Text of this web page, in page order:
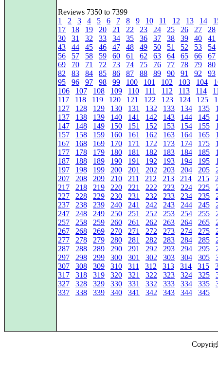
Reviews 7350 to 7399
1
2 3 4 5 6 7 8 9 10 11 12 13 14
17
18 19 20 21 22 23 24 25 26 27
28
30
31 32 33 34 35 36 37 38 39 40
41
43
44 45 46 47 48 49 50 51 52 53
54
56
57 58 59 60 61 62 63 64 65 66
67
69
70 71 72 73 74 75 76 77 78 79
80
82
83 84 85 86 87 88 89 90 91 92
93
95
96 97 98 99 100 101 102 103 104
106
107 108 109 110 111 112 113 114
117
118 119 120 121 122 123 124 125
127
128 129 130 131 132 133 134 135
137
138 139 140 141 142 143 144 145
147
148 149 150 151 152 153 154 155
157
158 159 160 161 162 163 164 165
167
168 169 170 171 172 173 174 175
177
178 179 180 181 182 183 184 185
187
188 189 190 191 192 193 194 195
197
198 199 200 201 202 203 204 205
207
208 209 210 211 212 213 214 215
217
218 219 220 221 222 223 224 225
227
228 229 230 231 232 233 234 235
237
238 239 240 241 242 243 244 245
247
248 249 250 251 252 253 254 255
257
258 259 260 261 262 263 264 265
267
268 269 270 271 272 273 274 275
277
278 279 280 281 282 283 284 285
287
288 289 290 291 292 293 294 295
297
298 299 300 301 302 303 304 305
307
308 309 310 311 312 313 314 315
317
318 319 320 321 322 323 324 325
327
328 329 330 331 332 333 334 335
337
338 339 340 341 342 343 344 345